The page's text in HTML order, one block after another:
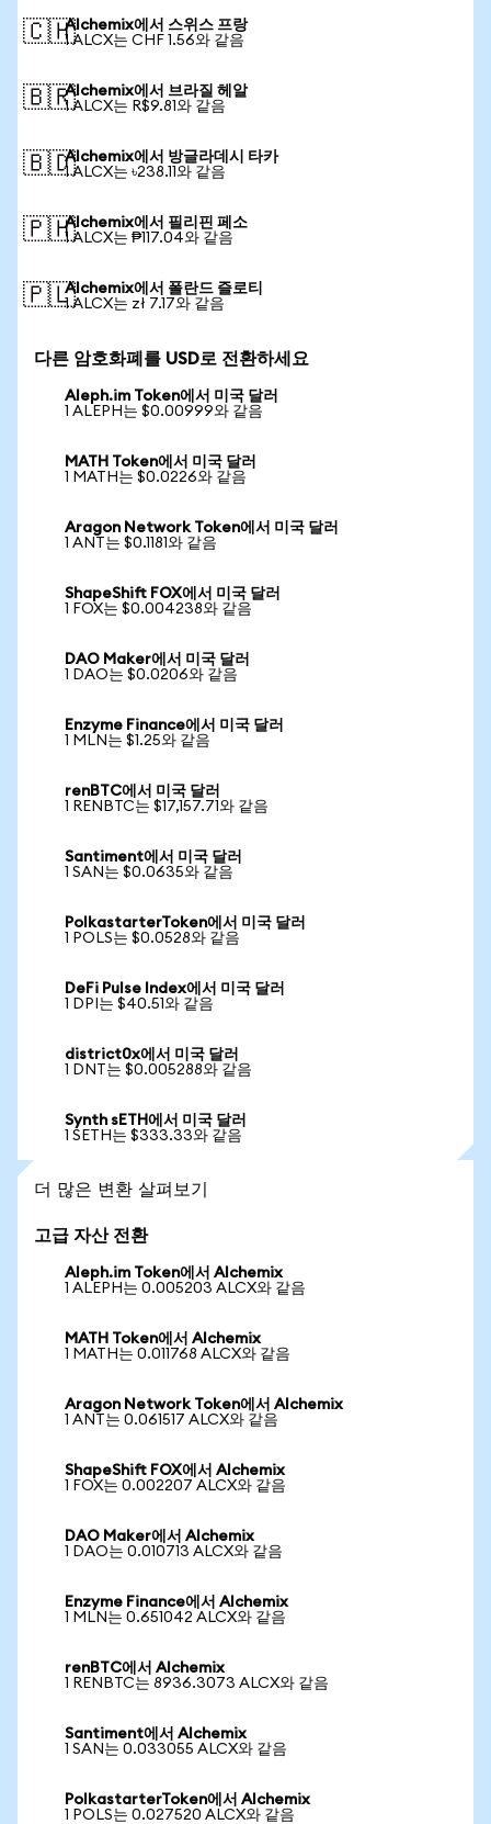
🇨🇭Alchemix에서 스위스 프랑
1 ALCX는 CHF 1.56와 같음
🇧🇷Alchemix에서 브라질 헤알
1 ALCX는 R$9.81와 같음
🇧🇩Alchemix에서 방글라데시 타카
1 ALCX는 ৳238.11와 같음
🇵🇭Alchemix에서 필리핀 페소
1 ALCX는 ₱117.04와 같음
🇵🇱Alchemix에서 폴란드 즐로티
1 ALCX는 zł 7.17와 같음
다른 암호화폐를 USD로 전환하세요
Aleph.im Token에서 미국 달러
1 ALEPH는 $0.00999와 같음
MATH Token에서 미국 달러
1 MATH는 $0.0226와 같음
Aragon Network Token에서 미국 달러
1 ANT는 $0.1181와 같음
ShapeShift FOX에서 미국 달러
1 FOX는 $0.004238와 같음
DAO Maker에서 미국 달러
1 DAO는 $0.0206와 같음
Enzyme Finance에서 미국 달러
1 MLN는 $1.25와 같음
renBTC에서 미국 달러
1 RENBTC는 $17,157.71와 같음
Santiment에서 미국 달러
1 SAN는 $0.0635와 같음
PolkastarterToken에서 미국 달러
1 POLS는 $0.0528와 같음
DeFi Pulse Index에서 미국 달러
1 DPI는 $40.51와 같음
district0x에서 미국 달러
1 DNT는 $0.005288와 같음
Synth sETH에서 미국 달러
1 SETH는 $333.33와 같음
더 많은 변환 살펴보기
고급 자산 전환
Aleph.im Token에서 Alchemix
1 ALEPH는 0.005203 ALCX와 같음
MATH Token에서 Alchemix
1 MATH는 0.011768 ALCX와 같음
Aragon Network Token에서 Alchemix
1 ANT는 0.061517 ALCX와 같음
ShapeShift FOX에서 Alchemix
1 FOX는 0.002207 ALCX와 같음
DAO Maker에서 Alchemix
1 DAO는 0.010713 ALCX와 같음
Enzyme Finance에서 Alchemix
1 MLN는 0.651042 ALCX와 같음
renBTC에서 Alchemix
1 RENBTC는 8936.3073 ALCX와 같음
Santiment에서 Alchemix
1 SAN는 0.033055 ALCX와 같음
PolkastarterToken에서 Alchemix
1 POLS는 0.027520 ALCX와 같음